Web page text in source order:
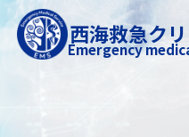
西海救急ク
Emergency